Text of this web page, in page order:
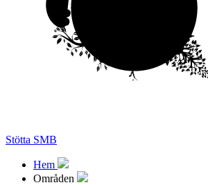
Stötta SMB
Hem
Områden